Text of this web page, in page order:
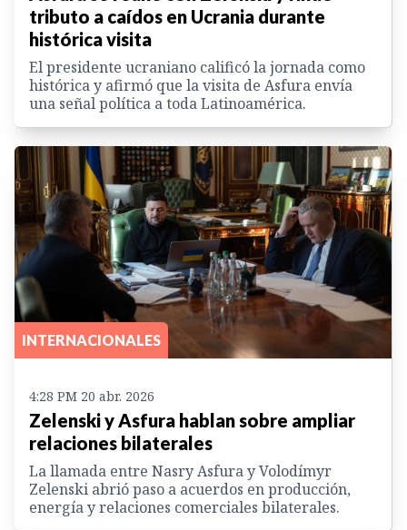
tributo a caídos en Ucrania durante
histórica visita
El presidente ucraniano calificó la jornada como
histórica y afirmó que la visita de Asfura envía
una señal política a toda Latinoamérica.
INTERNACIONALES
4:28 PM 20 abr. 2026
Zelenski y Asfura hablan sobre ampliar
relaciones bilaterales
La llamada entre Nasry Asfura y Volodímyr
Zelenski abrió paso a acuerdos en producción,
energía y relaciones comerciales bilaterales.